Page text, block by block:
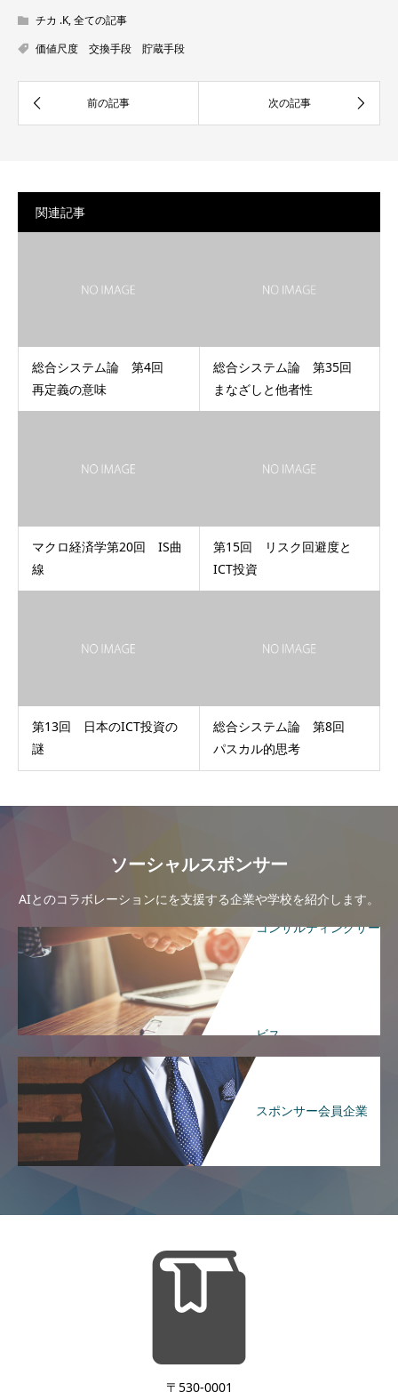
チカ .K,全ての記事
価値尺度 交換手段 貯蔵手段
関連記事
総合システム論 第4回
再定義の意味
総合システム論 第35回
まなざしと他者性
マクロ経済学第20回 IS曲
線
第15回 リスク回避度と
ICT投資
第13回 日本のICT投資の
謎
総合システム論 第8回
パスカル的思考
ソーシャルスポンサー
AIとのコラボレーションにを支援する企業や学校を紹介します。
コンサルティングサー
ビス
スポンサー会員企業
〒530-0001